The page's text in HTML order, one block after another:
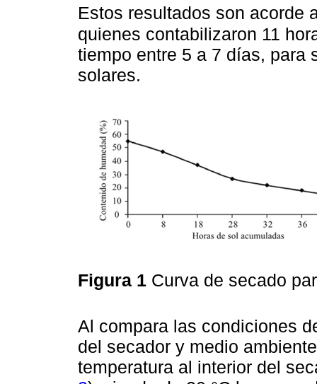
Estos resultados son acorde
quienes contabilizaron 11
tiempo entre 5 a 7 días, para
solares.
Figura 1 Curva de secado
Al compara las condiciones
del secador y medio
temperatura al interior del